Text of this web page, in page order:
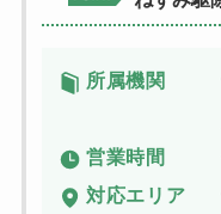
所属機関
営業時間
対応エリア